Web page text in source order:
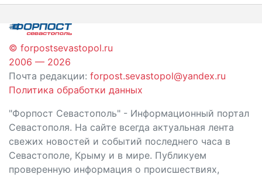
записям
© forpostsevastopol.ru
2006 — 2026
Почта редакции: forpost.sevastopol@yandex.ru
Политика обработки данных
"Форпост Севастополь" - Информационный портал
Севастополя. На сайте всегда актуальная лента
свежих новостей и событий последнего часа в
Севастополе, Крыму и в мире. Публикуем
проверенную информация о происшествиях,